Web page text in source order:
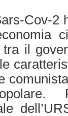
Cov-2
il